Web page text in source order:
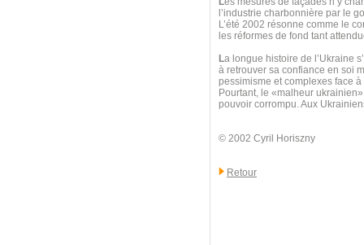
l’industrie charbonnière par le
L’été 2002 résonne comme le
les réformes de fond tant
La longue histoire de l’Ukraine
à retrouver sa confiance en soi
pessimisme et complexes face
Pourtant, le «malheur
pouvoir corrompu. Aux
© 2002 Cyril Horiszny
Retour